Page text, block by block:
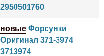
2950501760
новые Форсунки
Оригинал 371-3974
3713974